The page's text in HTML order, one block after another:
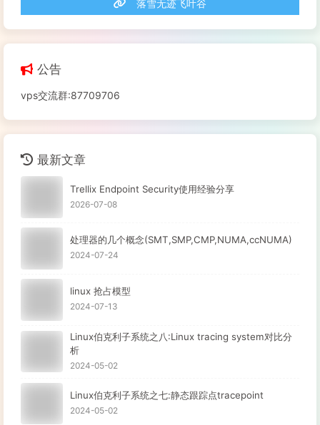
落雪无迹飞叶谷
公告
vps交流群:87709706
最新文章
Trellix Endpoint Security使用经验分享
2026-07-08
处理器的几个概念(SMT,SMP,CMP,NUMA,ccNUMA)
2024-07-24
linux 抢占模型
2024-07-13
Linux伯克利子系统之八:Linux tracing system对比分
析
2024-05-02
Linux伯克利子系统之七:静态跟踪点tracepoint
2024-05-02